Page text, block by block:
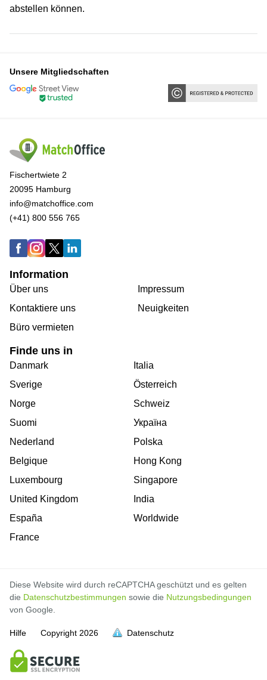
abstellen können.
voll
voll
voll
voll
voll
voll
voll
voll
voll
voll
voll
voll
voll
voll
Unsere Mitgliedschaften
Fischertwiete 2
20095 Hamburg
info@matchoffice.com
(+41) 800 556 765
Information
Über uns
Kontaktiere uns
Büro vermieten
Impressum
Neuigkeiten
Finde uns in
Danmark
Sverige
Norge
Suomi
Nederland
Belgique
Luxembourg
United Kingdom
España
France
Italia
Österreich
Schweiz
Україна
Polska
Hong Kong
Singapore
India
Worldwide
Diese Website wird durch reCAPTCHA geschützt und es gelten
die Datenschutzbestimmungen sowie die Nutzungsbedingungen
von Google.
Hilfe Copyright 2026 Datenschutz